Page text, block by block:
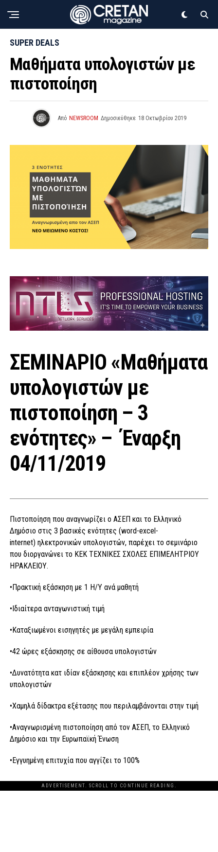
SUPER DEALS
Μαθήματα υπολογιστών με
πιστοποίηση
Από NEWSROOM Δημοσιεύθηκε 18 Οκτωβρίου 2019
ΣΕΜΙΝΑΡΙΟ «Μαθήματα
υπολογιστών με
πιστοποίηση – 3
ενότητες» – Έναρξη
04/11/2019
Πιστοποίηση που αναγνωρίζει ο ΑΣΕΠ και το Ελληνικό
Δημόσιο στις 3 βασικές ενότητες (word-excel-
internet) ηλεκτρονικών υπολογιστών, παρέχει το σεμινάριο
που διοργανώνει το ΚΕΚ ΤΕΧΝΙΚΕΣ ΣΧΟΛΕΣ ΕΠΙΜΕΛΗΤΡΙΟΥ
ΗΡΑΚΛΕΙΟΥ.
•Πρακτική εξάσκηση με 1 H/Y ανά μαθητή
•Ιδιαίτερα ανταγωνιστική τιμή
•Καταξιωμένοι εισηγητές με μεγάλη εμπειρία
•42 ώρες εξάσκησης σε αίθουσα υπολογιστών
•Δυνατότητα κατ ιδίαν εξάσκησης και επιπλέον χρήσης των
υπολογιστών
•Χαμηλά δίδακτρα εξέτασης που περιλαμβάνονται στην τιμή
•Αναγνωρισμένη πιστοποίηση από τον ΑΣΕΠ, το Ελληνικό
Δημόσιο και την Ευρωπαϊκή Ένωση
•Εγγυημένη επιτυχία που αγγίζει το 100%
ADVERTISEMENT. SCROLL TO CONTINUE READING.